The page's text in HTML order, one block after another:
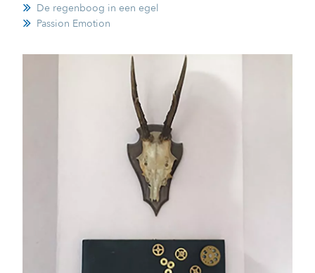
De regenboog in een egel
Passion Emotion